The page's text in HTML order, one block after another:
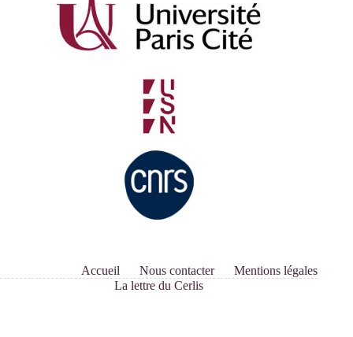
Accueil Nous contacter
Mentions légales
La lettre du Cerlis